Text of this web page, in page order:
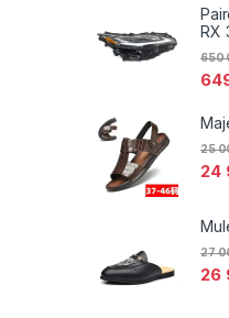
RX
650
24
25
26
27